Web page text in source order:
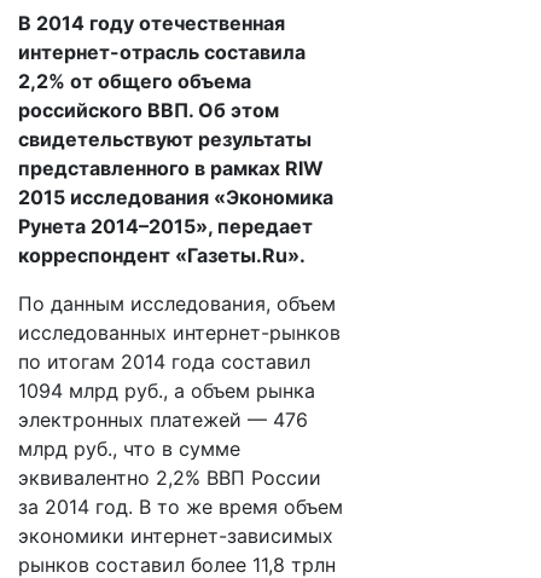
В 2014 году отечественная
интернет-отрасль составила
2,2% от общего объема
российского ВВП. Об этом
свидетельствуют результаты
представленного в рамках RIW
2015 исследования «Экономика
Рунета 2014–2015», передает
корреспондент «Газеты.Ru».
По данным исследования, объем
исследованных интернет-рынков
по итогам 2014 года составил
1094 млрд руб., а объем рынка
электронных платежей — 476
млрд руб., что в сумме
эквивалентно 2,2% ВВП России
за 2014 год. В то же время объем
экономики интернет-зависимых
рынков составил более 11,8 трлн